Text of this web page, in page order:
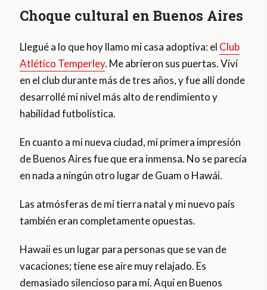
Choque cultural en Buenos Aires
Llegué a lo que hoy llamo mi casa adoptiva: el Club
Atlético Temperley. Me abrieron sus puertas. Viví
en el club durante más de tres años, y fue allí donde
desarrollé mi nivel más alto de rendimiento y
habilidad futbolística.
En cuanto a mi nueva ciudad, mi primera impresión
de Buenos Aires fue que era inmensa. No se parecía
en nada a ningún otro lugar de Guam o Hawái.
Las atmósferas de mi tierra natal y mi nuevo país
también eran completamente opuestas.
Hawaii es un lugar para personas que se van de
vacaciones; tiene ese aire muy relajado. Es
demasiado silencioso para mí. Aquí en Buenos